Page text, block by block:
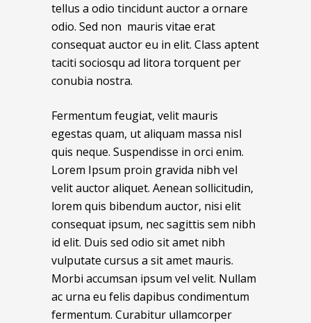
tellus a odio tincidunt auctor a ornare
odio. Sed non mauris vitae erat
consequat auctor eu in elit. Class aptent
taciti sociosqu ad litora torquent per
conubia nostra.
Fermentum feugiat, velit mauris
egestas quam, ut aliquam massa nisl
quis neque. Suspendisse in orci enim.
Lorem Ipsum proin gravida nibh vel
velit auctor aliquet. Aenean sollicitudin,
lorem quis bibendum auctor, nisi elit
consequat ipsum, nec sagittis sem nibh
id elit. Duis sed odio sit amet nibh
vulputate cursus a sit amet mauris.
Morbi accumsan ipsum vel velit. Nullam
ac urna eu felis dapibus condimentum
fermentum. Curabitur ullamcorper